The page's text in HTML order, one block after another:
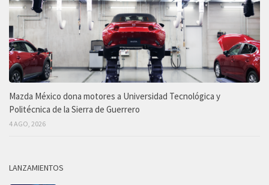
Mazda México dona motores a Universidad Tecnológica y
Politécnica de la Sierra de Guerrero
4 AGO, 2026
LANZAMIENTOS